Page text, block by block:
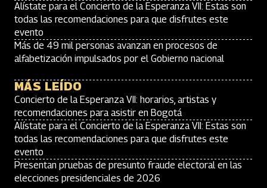
Alístate para el Concierto de la Esperanza VII: Estas son
todas las recomendaciones para que disfrutes este
evento
Más de 49 mil personas avanzan en procesos de
alfabetización impulsados por el Gobierno nacional
MÁS LEÍDO
Concierto de la Esperanza VII: horarios, artistas y
recomendaciones para asistir en Bogotá
Alístate para el Concierto de la Esperanza VII: Estas son
todas las recomendaciones para que disfrutes este
evento
Presentan pruebas de presunto fraude electoral en las
elecciones presidenciales de 2026